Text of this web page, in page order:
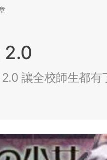
2.0
讓全校師生都有